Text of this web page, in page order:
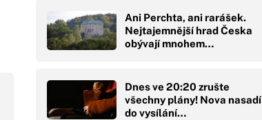
Ani Perchta, ani rarášek.
Nejtajemnější hrad Česka
obývají mnohem…
Dnes ve 20:20 zrušte
všechny plány! Nova nasadí
do vysílání…